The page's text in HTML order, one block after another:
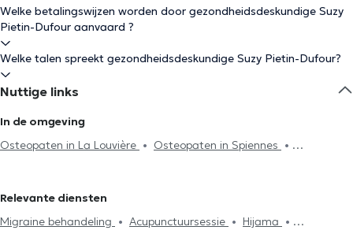
Welke betalingswijzen worden door gezondheidsdeskundige Suzy
Pietin-Dufour aanvaard ?
Welke talen spreekt gezondheidsdeskundige Suzy Pietin-Dufour?
Nuttige links
In de omgeving
Osteopaten in La Louvière
Osteopaten in Spiennes
in Tertre
Osteopaten in Soignies
Osteopaten in Binche
Osteopaten in Hensies
Osteopaten in
Relevante diensten
Migraine behandeling
Acupunctuursessie
Hijama